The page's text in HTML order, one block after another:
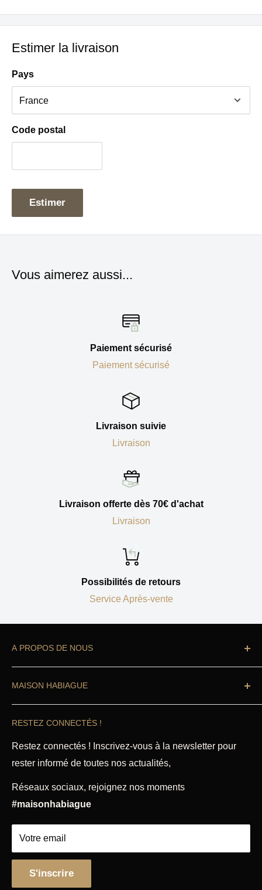
Caractéristiques techniques
Type : Couvercle pour bol en verre de blender
Fonction : étanchéité et protection des préparations
Facile à installer et à nettoyer
Estimer la livraison
Pays
Code postal
Estimer
Vous aimerez aussi...
Paiement sécurisé
Paiement sécurisé
Livraison suivie
Livraison
Livraison offerte dès 70€ d'achat
Livraison
Possibilités de retours
Service Après-vente
A PROPOS DE NOUS
Professionnel ou particulier
endroit.
Notre boutique Habiague propose des ustensiles de
cuisine de qualité professionnelle, articles de cuisine
et accessoires, pâtisserie, petit électroménager,
Découvrez nos diverses rubriques qui répondront à
MAISON HABIAGUE
Accueil
Magasin
Mentions légales
CGU & CGV
Politique de remboursement
RESTEZ CONNECTÉS !
Restez connectés ! Inscrivez-vous à la newsletter pour
rester informé de toutes nos actualités,
Réseaux sociaux, rejoignez nos moments
#maisonhabiague
Votre email
S'inscrire